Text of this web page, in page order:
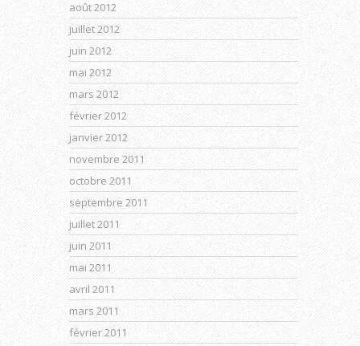
août 2012
juillet 2012
juin 2012
mai 2012
mars 2012
février 2012
janvier 2012
novembre 2011
octobre 2011
septembre 2011
juillet 2011
juin 2011
mai 2011
avril 2011
mars 2011
février 2011